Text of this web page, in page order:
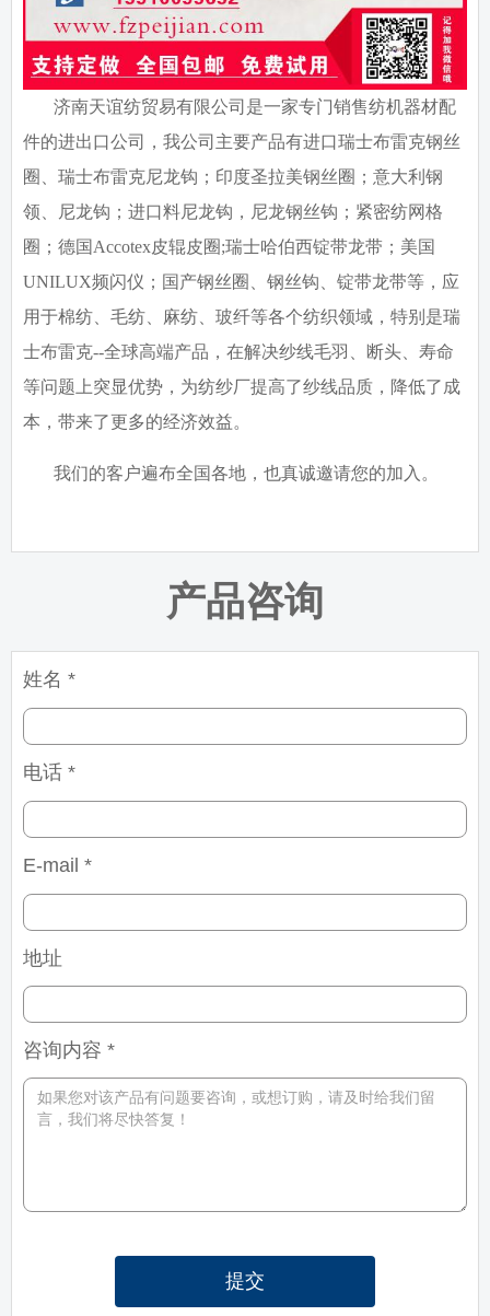
济南天谊纺贸易有限公司是一家专门销售纺机器材配
件的进出口公司，我公司主要产品有进口瑞士布雷克钢丝
圈、瑞士布雷克尼龙钩；印度圣拉美钢丝圈；意大利钢
领、尼龙钩；进口料尼龙钩，尼龙钢丝钩；紧密纺网格
圈；德国 Accotex皮辊皮圈;瑞士哈伯西锭带龙带；美国
UNILUX频闪仪；国产钢丝圈、钢丝钩、锭带龙带等，应
用于棉纺、毛纺、麻纺、玻纤等各个纺织领域，特别是瑞
士布雷克--全球高端产品，在解决纱线毛羽、断头、寿命
等问题上突显优势，为纺纱厂提高了纱线品质，降低了成
本，带来了更多的经济效益。
我们的客户遍布全国各地，也真诚邀请您的加入。
产品咨询
姓名 *
电话 *
E-mail *
地址
咨询内容 *
提交